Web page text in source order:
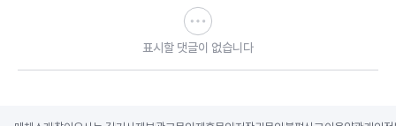
표시할 댓글이 없습니다